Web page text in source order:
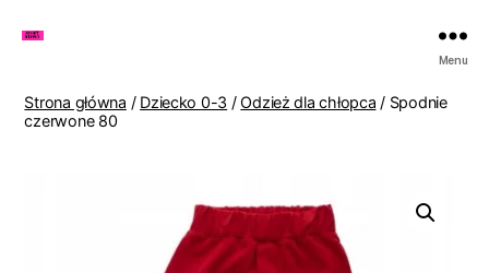
Lenki
Menu
Strona główna / Dziecko 0-3 /Odzież dla chłopca / Spodnie
czerwone 80